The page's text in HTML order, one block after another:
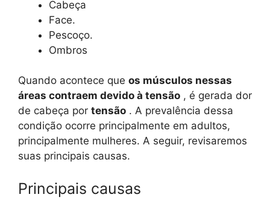
Cabeça
Face.
Pescoço.
Ombros
Quando acontece que os músculos nessas
áreas contraem devido à tensão , é gerada dor
de cabeça por tensão . A prevalência dessa
condição ocorre principalmente em adultos,
principalmente mulheres. A seguir, revisaremos
suas principais causas.
Principais causas